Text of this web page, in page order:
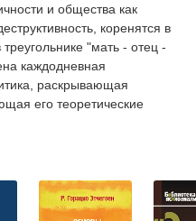
и общества как
коренятся в
"мать - отец -
каждодневная
раскрывающая
его теоретические